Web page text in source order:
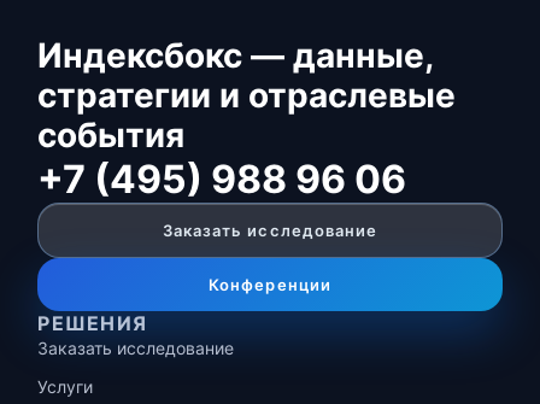
Индексбокс — данные,
стратегии и отраслевые
события
+7 (495) 988 96 06
Заказать исследование
Конференции
РЕШЕНИЯ
Заказать исследование
Услуги